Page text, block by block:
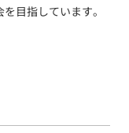
目指しています。